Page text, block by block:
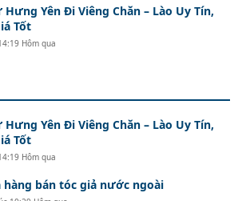
Hưng Yên Đi Viêng Chăn – Lào Uy Tín,
Tốt
Hôm qua
Hưng Yên Đi Viêng Chăn – Lào Uy Tín,
Tốt
Hôm qua
hàng bán tóc giả nước ngoài